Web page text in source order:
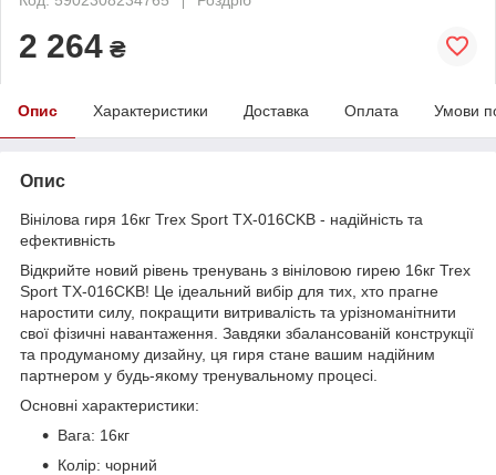
2 264 ₴
Опис Характеристики Доставка Оплата Умови
Опис
Вінілова гиря 16кг Trex Sport TX-016CKB - надійність та
ефективність
Відкрийте новий рівень тренувань з вініловою гирею 16кг Trex
Sport TX-016CKB! Це ідеальний вибір для тих, хто прагне
наростити силу, покращити витривалість та урізноманітнити
свої фізичні навантаження. Завдяки збалансованій конструкції
та продуманому дизайну, ця гиря стане вашим надійним
партнером у будь-якому тренувальному процесі.
Основні характеристики:
Вага: 16кг
Колір: чорний